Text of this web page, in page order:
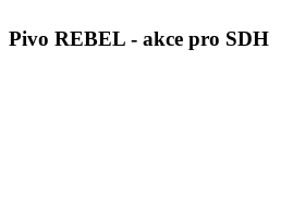
Pivo REBEL - akce pro SDH